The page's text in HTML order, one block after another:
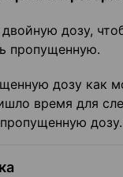
дозу,
пропущенную.
дозу как
время для
дозу.